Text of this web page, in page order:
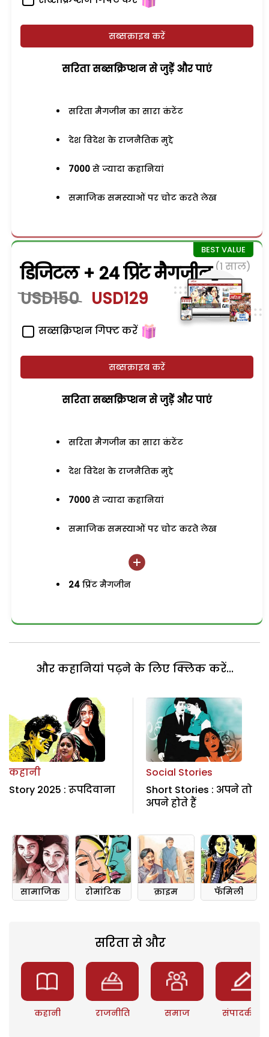
सब्सक्राइब करें
सरिता सब्सक्रिप्शन से जुड़ेें और पाएं
सरिता मैगजीन का सारा कंटेंट
देश विदेश के राजनैतिक मुद्दे
7000 से ज्यादा कहानियां
समाजिक समस्याओं पर चोट करते लेख
डिजिटल + 24 प्रिंट मैगजीन (1 साल)
USD150 USD129
सब्सक्रिप्शन गिफ्ट करें
सब्सक्राइब करें
सरिता सब्सक्रिप्शन से जुड़ेें और पाएं
सरिता मैगजीन का सारा कंटेंट
देश विदेश के राजनैतिक मुद्दे
7000 से ज्यादा कहानियां
समाजिक समस्याओं पर चोट करते लेख
24 प्रिंट मैगजीन
और कहानियां पढ़ने के लिए क्लिक करें...
कहानी
Story 2025 : रूपदिवाना
Social Stories
Short Stories : अपने तो
अपने होते हैं
सामाजिक रोमांटिक क्राइम फॅमिली
सरिता से और
कहानी राजनीति समाज संपादकीय